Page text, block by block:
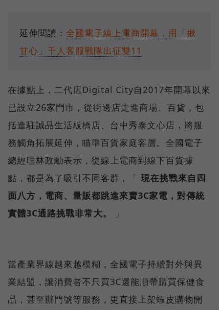
延伸閱讀： 全國電子線上電商開幕，用「揪
甘心」千人客服戰隊出征雙11
在據點上，二代店Digital City自2017年開幕以來
已設立26家門市，從街邊店走進商場、百貨，包
括進駐誠品生活板橋店、台中秀泰文心店，將服
務觸角拓展延伸，瞄準百貨家庭客層。全國電子
總經理林政勳表示，從線上電商到線下百貨據
點，都是為了吸引不同客群，「 現在挑戰來自四
面八方，電商、量販都跳進來賣3C家電，對傳統
實體3C通路挑戰非常大。
」
當產業界線越來越模糊，全國電子持續對外與異
業結盟，讓消費者不只買3C還能順帶購買保健食
品，甚至辦門號等服務，更直接上架蝦皮購物開